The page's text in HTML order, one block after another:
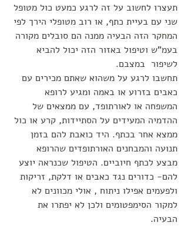
תעצרו לחשוב על זה לרגע כמעט כול מטופל
שני עם בעיית כתף, או רוב מטופלי הירך לפי
המחקר הזה הבעיה ממנה הם סובלים מקורה
בעמ"ש וטיפול באזור הזה יכול להביא
לשיפור  במצבם.
תחשבו לרגע על משהוא שאתם מכירים עם
כאבים בזרוע או באמה ומגיע לרופא
המשפחה או לאורתופד, עם ממצאים של
ההדמיה המעידים על הסתיידות, קרע או כול
ממצא אחר בכתף. היד כואבת להם בזמן
תנועה והמבחנים האורתופדים שהרופא
מבצע לכתף חיוביים. הטיפול שכנראה יוצע
להם- כדורים נגד כאבים או דלקת, זריקות
ולפעמים אפילו ניתוח , אולי מכוונים לא
למקור הסימפטומים ולכן לא יפתרו את
הבעיה.